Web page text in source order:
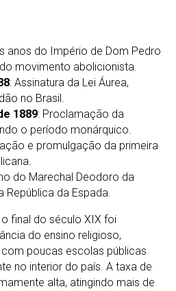
anos do Império de Dom Pedro
movimento abolicionista.
: Assinatura da Lei Áurea,
no Brasil.
1889: Proclamação da
o período monárquico.
e promulgação da primeira
do Marechal Deodoro da
República da Espada.
final do século XIX foi
do ensino religioso,
poucas escolas públicas
no interior do país. A taxa de
alta, atingindo mais de